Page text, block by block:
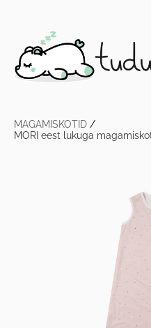
MAGAMISKOTID /
MORI eest lukuga